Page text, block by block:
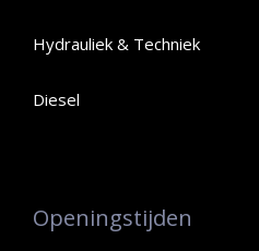
Hydrauliek & Techniek
Diesel
Openingstijden